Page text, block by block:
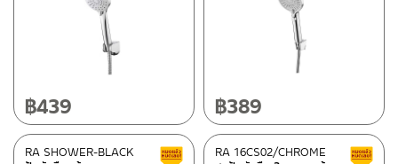
฿439 ฿389
RA SHOWER-BLACK Clearance sale
RA 16CS02/CHROME